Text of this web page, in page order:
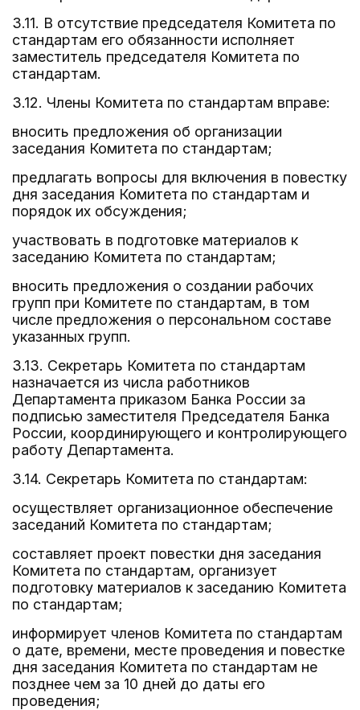
3.11. В отсутствие председателя Комитета по
стандартам его обязанности исполняет
заместитель председателя Комитета по
стандартам.
3.12. Члены Комитета по стандартам вправе:
вносить предложения об организации
заседания Комитета по стандартам;
предлагать вопросы для включения в повестку
дня заседания Комитета по стандартам и
порядок их обсуждения;
участвовать в подготовке материалов к
заседанию Комитета по стандартам;
вносить предложения о создании рабочих
групп при Комитете по стандартам, в том
числе предложения о персональном составе
указанных групп.
3.13. Секретарь Комитета по стандартам
назначается из числа работников
Департамента приказом Банка России за
подписью заместителя Председателя Банка
России, координирующего и контролирующего
работу Департамента.
3.14. Секретарь Комитета по стандартам:
осуществляет организационное обеспечение
заседаний Комитета по стандартам;
составляет проект повестки дня заседания
Комитета по стандартам, организует
подготовку материалов к заседанию Комитета
по стандартам;
информирует членов Комитета по стандартам
о дате, времени, месте проведения и повестке
дня заседания Комитета по стандартам не
позднее чем за 10 дней до даты его
проведения;